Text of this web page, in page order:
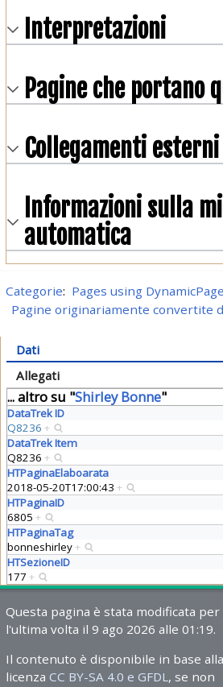
Interpretazioni
Pagine che portano
Collegamenti esterni
Informazioni sulla
automatica
Categorie: Pages using
Pagine originariamente convertite
Dati
Allegati
... altro su "Shirley Bonne"
DataTrek ID
Q8236 +
DataTrek Item
Q8236 +
HTPaginaElaboarata
2018-05-20T17:00:43 +
HTPaginaID
6805 +
HTPaginaTag
bonneshirley+
HTSezioneID
177 +
Questa pagina è stata modificata per
l'ultima volta il 9 ago 2026 alle 01:19.
Il contenuto è disponibile in base alla
licenza CC BY-SA 4.0 e GFDL , se non